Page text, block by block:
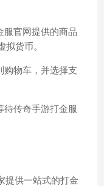
服官网提供的商品
货币。
购物车，并选择支
待传奇手游打金服
提供一站式的打金